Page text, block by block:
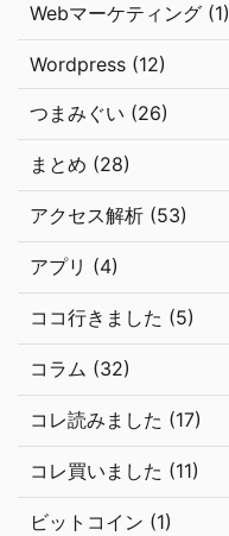
Webマーケティング (1)
Wordpress (12)
つまみぐい (26)
まとめ (28)
アクセス解析 (53)
アプリ (4)
ココ行きました (5)
コラム (32)
コレ読みました (17)
コレ買いました (11)
ビットコイン (1)